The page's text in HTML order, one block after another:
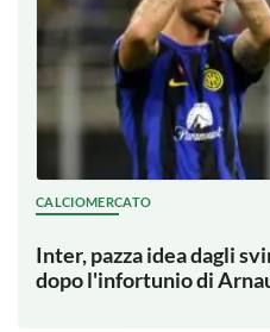
CALCIOMERCATO
Inter, pazza idea dagli
dopo l'infortunio di